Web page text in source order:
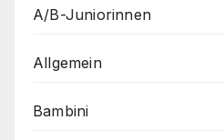
A/B-Juniorinnen
Allgemein
Bambini